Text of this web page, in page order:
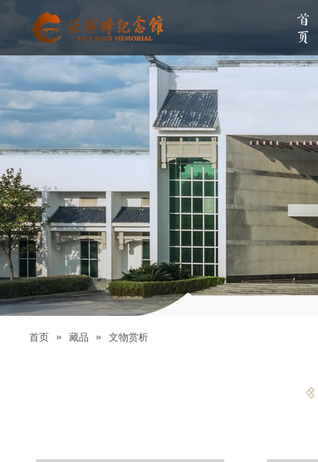
首页
单位简介 组织架构 伟
首页 » 藏品 » 文物赏析